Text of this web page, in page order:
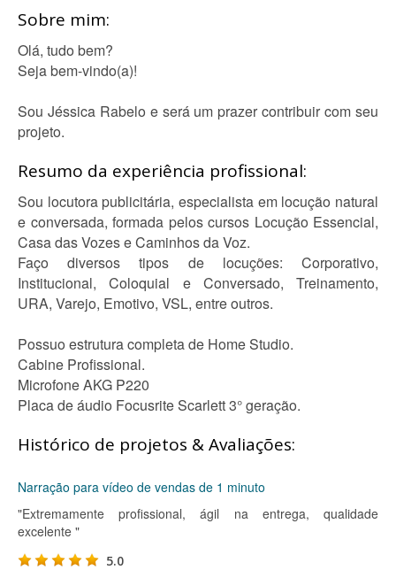
Sobre mim:
Olá, tudo bem?
Seja bem-vindo(a)!
Sou Jéssica Rabelo e será um prazer contribuir com seu
projeto.
Resumo da experiência profissional:
Sou locutora publicitária, especialista em locução natural
e conversada, formada pelos cursos Locução Essencial,
Casa das Vozes e Caminhos da Voz.
Faço diversos tipos de locuções: Corporativo,
Institucional, Coloquial e Conversado, Treinamento,
URA, Varejo, Emotivo, VSL, entre outros.
Possuo estrutura completa de Home Studio.
Cabine Profissional.
Microfone AKG P220
Placa de áudio Focusrite Scarlett 3° geração.
Histórico de projetos & Avaliações:
Narração para vídeo de vendas de 1 minuto
"Extremamente profissional, ágil na entrega, qualidade
excelente "
5.0